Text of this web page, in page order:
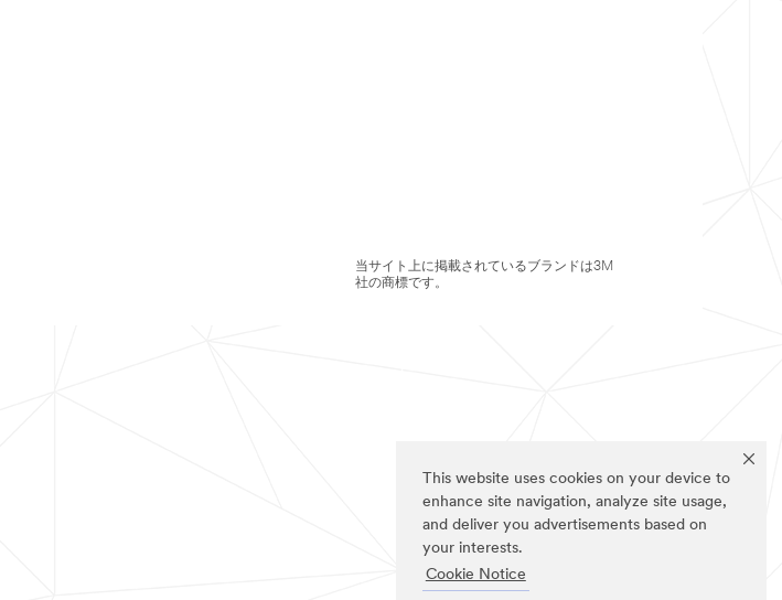
This website uses cookies on your device to
enhance site navigation, analyze site usage,
and deliver you advertisements based on
your interests.
Cookie Notice
当サイト上に掲載されているブランドは3M
社の商標です。